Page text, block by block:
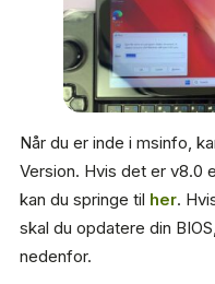
Når du er inde i msinfo,
Version. Hvis det er v8.0
kan du springe til her.
skal du opdatere din
nedenfor.